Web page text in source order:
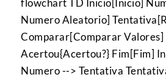
flowchart TD Inicio[Inicio]
Numero Aleatorio]
Comparar[Comparar Valores]
Acertou{Acertou?} Fim[Fim]
Numero --> Tentativa